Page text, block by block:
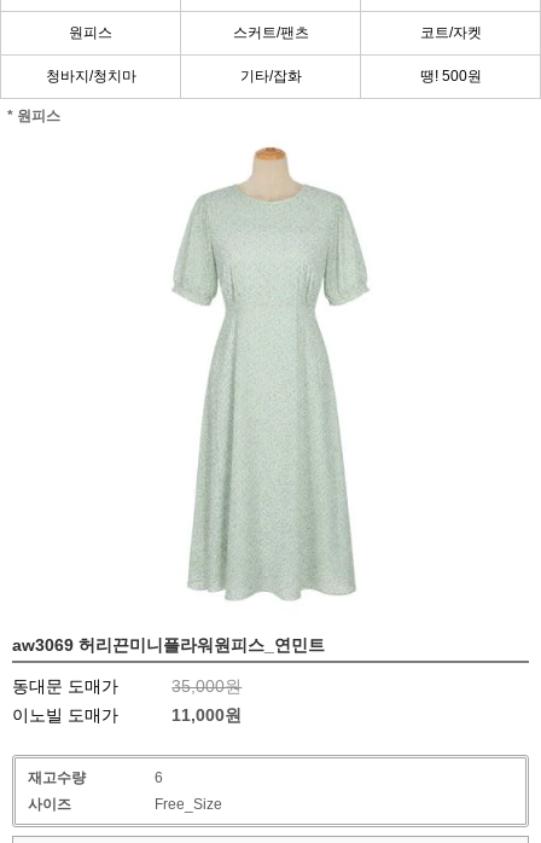
원피스 스커트/팬츠 코트/자켓
청바지/청치마 기타/잡화 땡! 500원
* 원피스
aw3069 허리끈미니플라워원피스_연민트
동대문 도매가
35,000원
이노빌 도매가
11,000원
재고수량
6
사이즈
Free_Size